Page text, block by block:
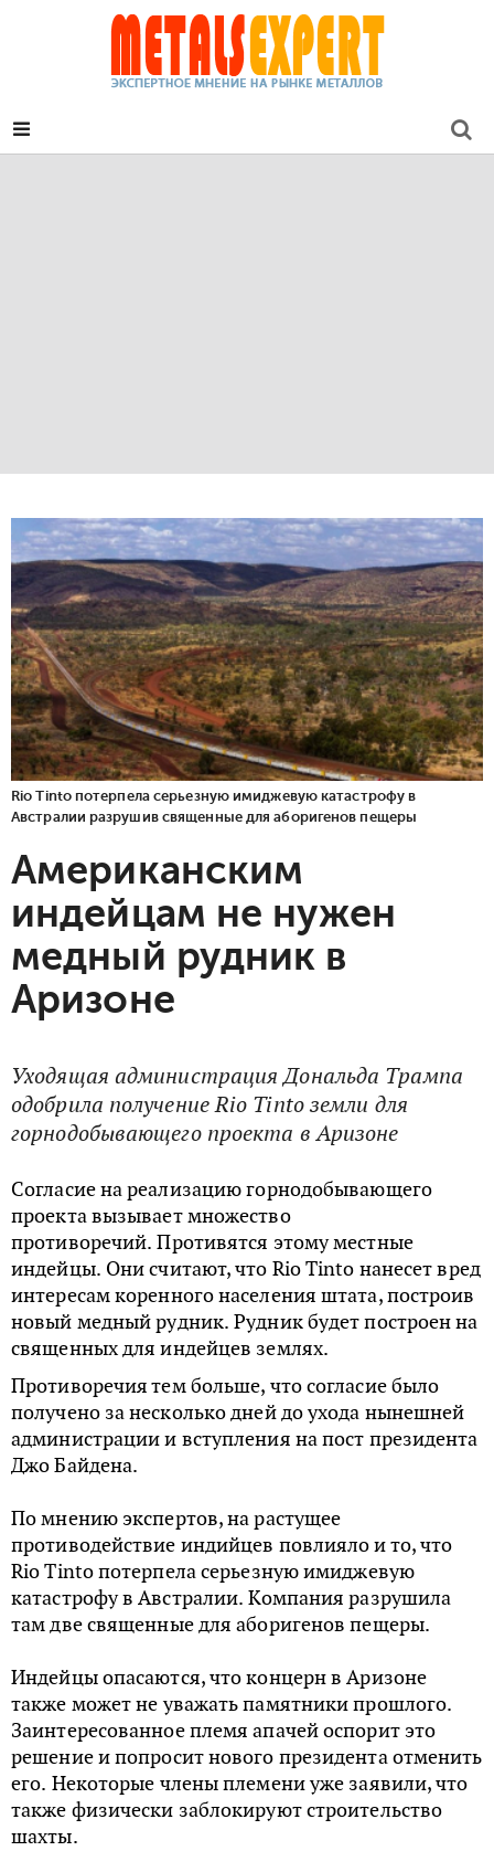
Rio Tinto потерпела серьезную имиджевую катастрофу в
Австралии разрушив священные для аборигенов пещеры
Американским
индейцам не нужен
медный рудник в
Аризоне
Уходящая администрация Дональда Трампа
одобрила получение Rio Tinto земли для
горнодобывающего проекта в Аризоне
Согласие на реализацию горнодобывающего
проекта вызывает множество
противоречий. Противятся этому местные
индейцы. Они считают, что Rio Tinto нанесет вред
интересам коренного населения штата, построив
новый медный рудник. Рудник будет построен на
священных для индейцев землях.
Противоречия тем больше, что согласие было
получено за несколько дней до ухода нынешней
администрации и вступления на пост президента
Джо Байдена.
По мнению экспертов, на растущее
противодействие индийцев повлияло и то, что
Rio Tinto потерпела серьезную имиджевую
катастрофу в Австралии. Компания разрушила
там две священные для аборигенов пещеры.
Индейцы опасаются, что концерн в Аризоне
также может не уважать памятники прошлого.
Заинтересованное племя апачей оспорит это
решение и попросит нового президента отменить
его. Некоторые члены племени уже заявили, что
также физически заблокируют строительство
шахты.